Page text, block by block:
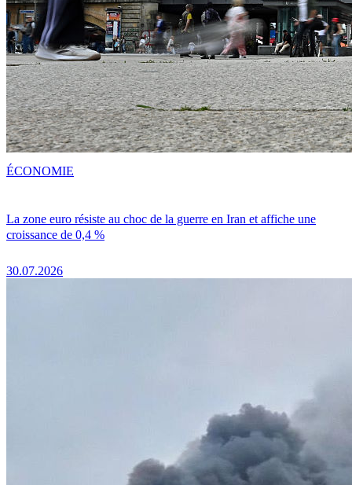
La zone euro résiste au choc de la guerre en Iran et affiche une
croissance de 0,4 %
30.07.2026
ÉCONOMIE